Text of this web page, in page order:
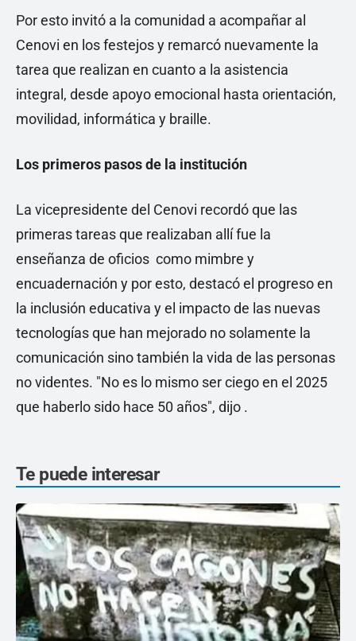
Por esto invitó a la comunidad a acompañar al
Cenovi en los festejos y remarcó nuevamente la
tarea que realizan en cuanto a la asistencia
integral, desde apoyo emocional hasta orientación,
movilidad, informática y braille.
Los primeros pasos de la institución
La vicepresidente del Cenovi recordó que las
primeras tareas que realizaban allí fue la
enseñanza de oficios como mimbre y
encuadernación y por esto, destacó el progreso en
la inclusión educativa y el impacto de las nuevas
tecnologías que han mejorado no solamente la
comunicación sino también la vida de las personas
no videntes. "No es lo mismo ser ciego en el 2025
que haberlo sido hace 50 años", dijo .
Te puede interesar